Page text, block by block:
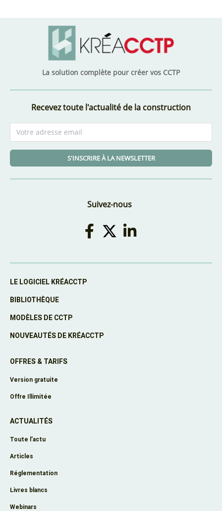
La solution complète pour créer vos CCTP
Recevez toute l'actualité de la construction
S'INSCRIRE À LA NEWSLETTER
Suivez-nous
LE LOGICIEL KRÉACCTP
BIBLIOTHÈQUE
MODÈLES DE CCTP
NOUVEAUTÉS DE KRÉACCTP
OFFRES & TARIFS
Version gratuite
Offre Illimitée
ACTUALITÉS
Toute l’actu
Articles
Réglementation
Livres blancs
Webinars